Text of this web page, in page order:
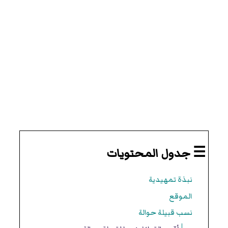
☰ جدول المحتويات
نبذة تمهيدية
الموقع
نسب قبيلة حوالة